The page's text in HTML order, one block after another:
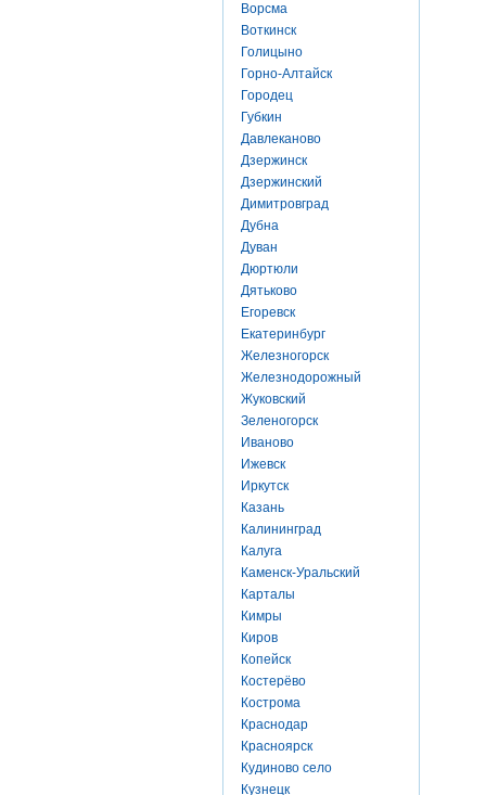
Ворсма
Воткинск
Голицыно
Горно-Алтайск
Городец
Губкин
Давлеканово
Дзержинск
Дзержинский
Димитровград
Дубна
Дуван
Дюртюли
Дятьково
Егоревск
Екатеринбург
Железногорск
Железнодорожный
Жуковский
Зеленогорск
Иваново
Ижевск
Иркутск
Казань
Калининград
Калуга
Каменск-Уральский
Карталы
Кимры
Киров
Копейск
Костерёво
Кострома
Краснодар
Красноярск
Кудиново село
Кузнецк